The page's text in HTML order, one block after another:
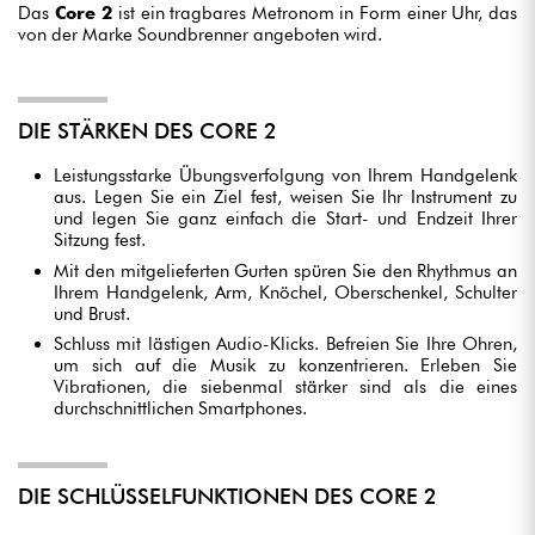
Das Core 2 ist ein tragbares Metronom in Form einer Uhr, das
von der Marke Soundbrenner angeboten wird.
DIE STÄRKEN DES CORE 2
Leistungsstarke Übungsverfolgung von Ihrem Handgelenk
aus. Legen Sie ein Ziel fest, weisen Sie Ihr Instrument zu
und legen Sie ganz einfach die Start- und Endzeit Ihrer
Sitzung fest.
Mit den mitgelieferten Gurten spüren Sie den Rhythmus an
Ihrem Handgelenk, Arm, Knöchel, Oberschenkel, Schulter
und Brust.
Schluss mit lästigen Audio-Klicks. Befreien Sie Ihre Ohren,
um sich auf die Musik zu konzentrieren. Erleben Sie
Vibrationen, die siebenmal stärker sind als die eines
durchschnittlichen Smartphones.
DIE SCHLÜSSELFUNKTIONEN DES CORE 2